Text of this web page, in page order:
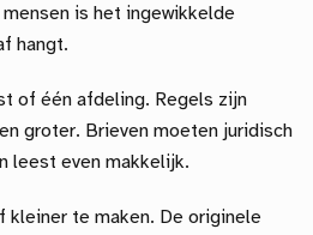
is het ingewikkelde
hangt.
of één afdeling. Regels zijn
groter. Brieven moeten juridisch
leest even makkelijk.
te maken. De originele